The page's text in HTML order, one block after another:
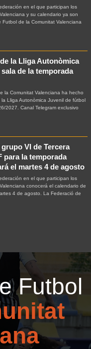
en el que participan los
y su calendario ya son
Futbol de la Comunitat Valenciana
la Lliga Autonòmica
de la temporada
la Comunitat Valenciana ha hecho
Lliga Autonòmica Juvenil de fútbol
2027. Canal Telegram exclusivo
VI de Tercera
para la temporada
el martes 4 de agosto
en el que participan los
conocerá el calendario de
4 de agosto. La Federació de
Futbol